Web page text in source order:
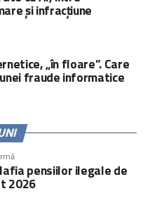
și juridică pot fi
.
și infracțiune
„în floare”. Care
fraude informatice
pensiilor ilegale de
2026